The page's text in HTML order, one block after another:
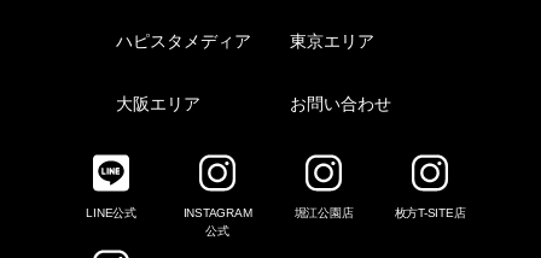
ハピスタメディア 東京エリア
大阪エリア お問い合わせ
LINE公式
INSTAGRAM
公式
堀江公園店 枚方T-SITE店